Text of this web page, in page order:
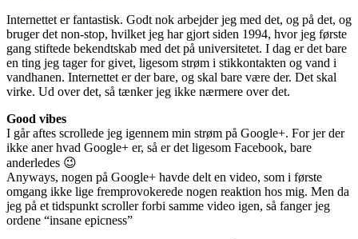
Internettet er fantastisk. Godt nok arbejder jeg med det, og på det, og
bruger det non-stop, hvilket jeg har gjort siden 1994, hvor jeg første
gang stiftede bekendtskab med det på universitetet. I dag er det bare
en ting jeg tager for givet, ligesom strøm i stikkontakten og vand i
vandhanen. Internettet er der bare, og skal bare være der. Det skal
virke. Ud over det, så tænker jeg ikke nærmere over det.
Good vibes
I går aftes scrollede jeg igennem min strøm på Google+. For jer der
ikke aner hvad Google+ er, så er det ligesom Facebook, bare
anderledes 😉
Anyways, nogen på Google+ havde delt en video, som i første
omgang ikke lige fremprovokerede nogen reaktion hos mig. Men da
jeg på et tidspunkt scroller forbi samme video igen, så fanger jeg
ordene “insane epicness”